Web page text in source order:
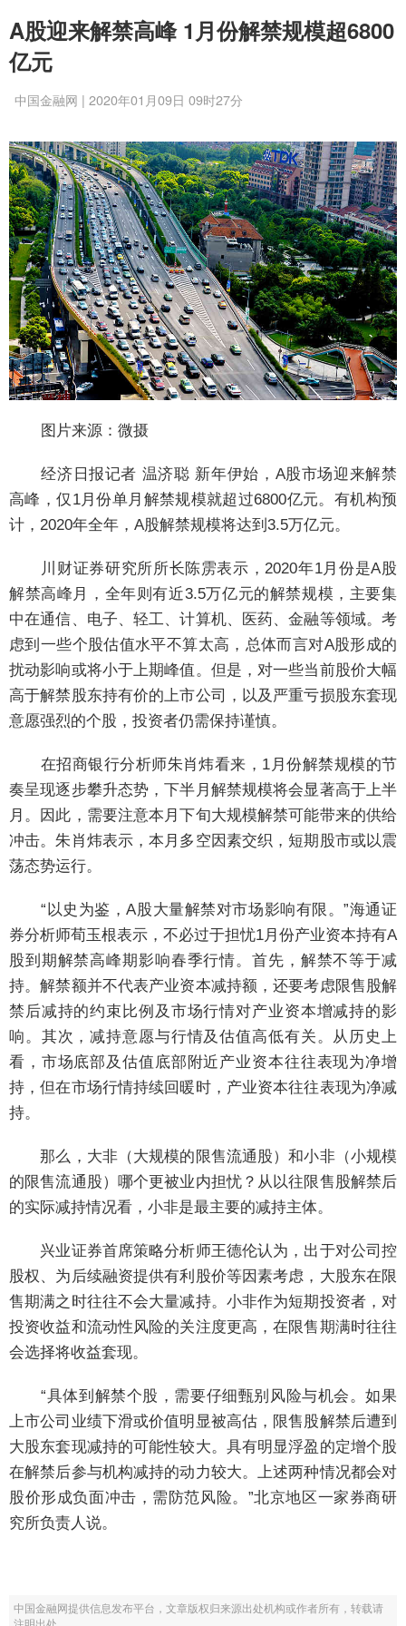
A股迎来解禁高峰 1月份解禁规模超6800
亿元
中国金融网 | 2020年01月09日 09时27分
图片来源：微摄
经济日报记者 温济聪 新年伊始，A股市场迎来解禁
高峰，仅1月份单月解禁规模就超过6800亿元。有机构预
计，2020年全年，A股解禁规模将达到3.5万亿元。
川财证券研究所所长陈雳表示，2020年1月份是A股
解禁高峰月，全年则有近3.5万亿元的解禁规模，主要集
中在通信、电子、轻工、计算机、医药、金融等领域。考
虑到一些个股估值水平不算太高，总体而言对A股形成的
扰动影响或将小于上期峰值。但是，对一些当前股价大幅
高于解禁股东持有价的上市公司，以及严重亏损股东套现
意愿强烈的个股，投资者仍需保持谨慎。
在招商银行分析师朱肖炜看来，1月份解禁规模的节
奏呈现逐步攀升态势，下半月解禁规模将会显著高于上半
月。因此，需要注意本月下旬大规模解禁可能带来的供给
冲击。朱肖炜表示，本月多空因素交织，短期股市或以震
荡态势运行。
“以史为鉴，A股大量解禁对市场影响有限。”海通证
券分析师荀玉根表示，不必过于担忧1月份产业资本持有A
股到期解禁高峰期影响春季行情。首先，解禁不等于减
持。解禁额并不代表产业资本减持额，还要考虑限售股解
禁后减持的约束比例及市场行情对产业资本增减持的影
响。其次，减持意愿与行情及估值高低有关。从历史上
看，市场底部及估值底部附近产业资本往往表现为净增
持，但在市场行情持续回暖时，产业资本往往表现为净减
持。
那么，大非（大规模的限售流通股）和小非（小规模
的限售流通股）哪个更被业内担忧？从以往限售股解禁后
的实际减持情况看，小非是最主要的减持主体。
兴业证券首席策略分析师王德伦认为，出于对公司控
股权、为后续融资提供有利股价等因素考虑，大股东在限
售期满之时往往不会大量减持。小非作为短期投资者，对
投资收益和流动性风险的关注度更高，在限售期满时往往
会选择将收益套现。
“具体到解禁个股，需要仔细甄别风险与机会。如果
上市公司业绩下滑或价值明显被高估，限售股解禁后遭到
大股东套现减持的可能性较大。具有明显浮盈的定增个股
在解禁后参与机构减持的动力较大。上述两种情况都会对
股价形成负面冲击，需防范风险。”北京地区一家券商研
究所负责人说。
中国金融网提供信息发布平台，文章版权归来源出处机构或作者所有，转载请